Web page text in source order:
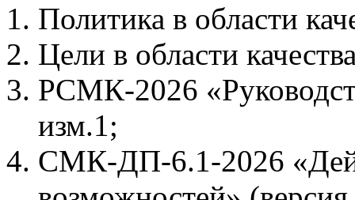
Политика в области
Цели в области
РСМК-2026
изм.1;
СМК-ДП-6.1-2026